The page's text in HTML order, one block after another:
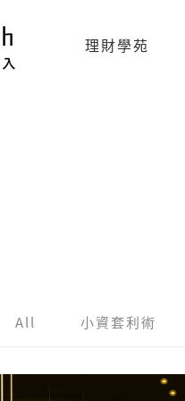
理財學苑
All 小資套利術